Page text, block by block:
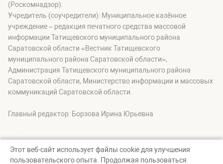
(Роскомнадзор).
Учредитель (соучредители): Муниципальное казённое
учреждение – редакция печатного средства массовой
информации Татищевского муниципального района
Саратовской области «Вестник Татищевского
муниципального района Саратовской области»,
Администрация Татищевского муниципального района
Саратовской области, Министерство информации и массовых
коммуникаций Саратовской области.
Главный редактор: Борзова Ирина Юрьевна
Этот веб-сайт использует файлы cookie для улучшения
пользовательского опыта. Продолжая пользоваться